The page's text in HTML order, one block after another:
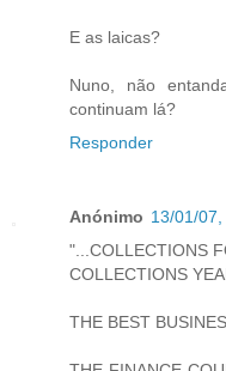
E as laicas?
Nuno, não
continuam lá?
Responder
Anónimo 13/01/
"...COLLECTIONS
COLLECTIONS
THE BEST